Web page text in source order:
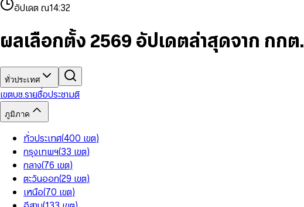
9 9
5
7
8
993
5
6
8
9
84
6
7
9
3
5
6
8
9
7
9
อัปเดต ณ14:32
ผลเลือกตั้ง 2569 อัปเดตล่าสุดจาก กกต.
ทั่วประเทศ
เขตบช.รายชื่อประชามติ
ภูมิภาค
ทั่วประเทศ(400 เขต)
กรุงเทพฯ(33 เขต)
กลาง(76 เขต)
ตะวันออก(29 เขต)
เหนือ(70 เขต)